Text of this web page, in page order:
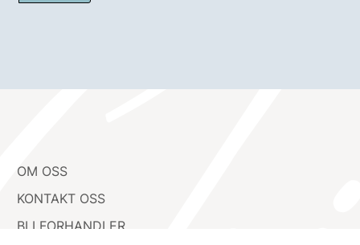
OM OSS
KONTAKT OSS
BLI FORHANDLER